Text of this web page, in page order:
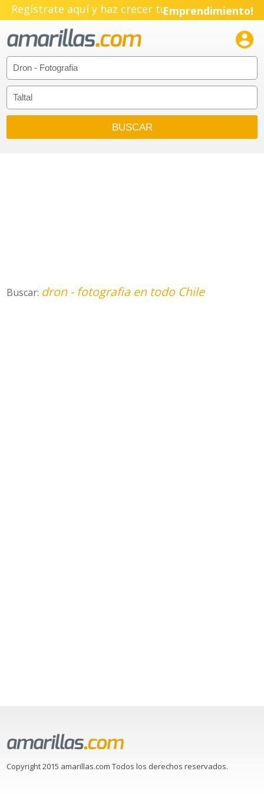
Regístrate aquí y haz crecer tuEmprendimiento!

Buscar: dron - fotografia en todo Chile
Copyright 2015 amarillas.com Todos los derechos reservados.